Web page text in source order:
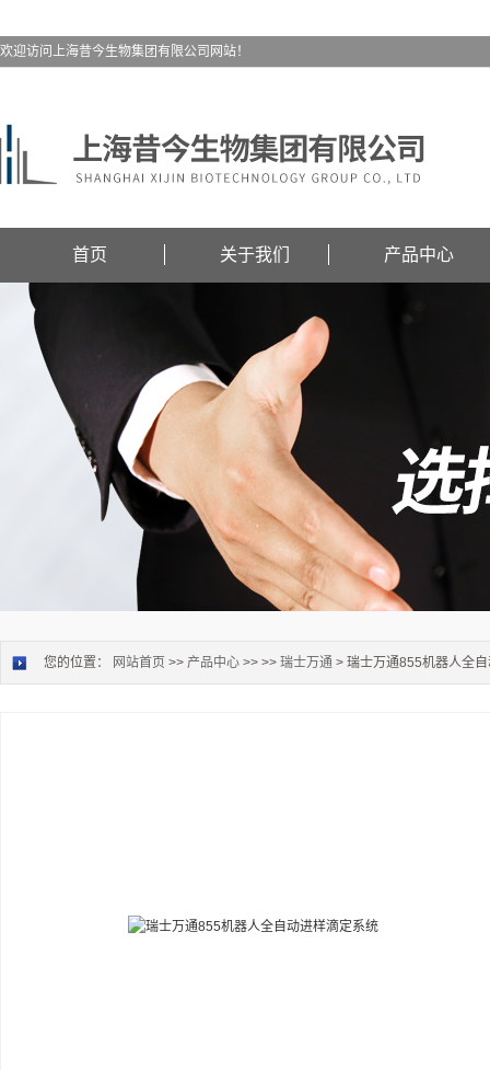
欢迎访问上海昔今生物集团有限公司网站！
首页 关于我们 产品中心
您的位置： 网站首页 >> 产品中心 >> >> 瑞士万通 > 瑞士万通855机器人全